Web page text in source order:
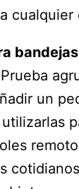
cualquier
un